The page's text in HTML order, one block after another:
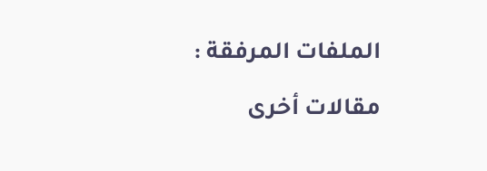
الملفات المرفقة :
مقالات أخرى